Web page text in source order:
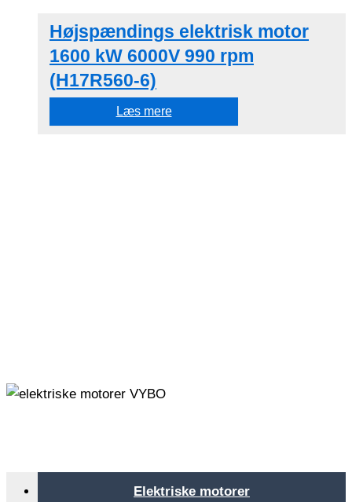
Elektriske motorer
Højspændings elektrisk motor
1600 kW 6000V 990 rpm
(H17R560-6)
Læs mere